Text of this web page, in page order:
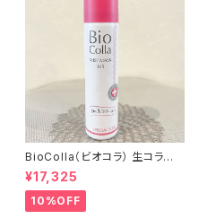
BioColla（ビオコラ） 生コラー
ゲンミストマスク365 75ml
¥17,325
10%OFF